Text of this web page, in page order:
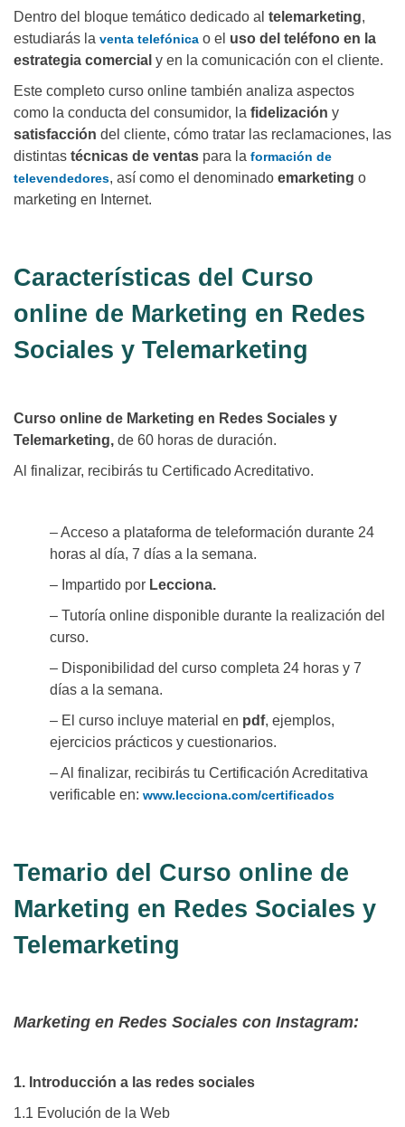
Dentro del bloque temático dedicado al telemarketing,
estudiarás la venta telefónica o el uso del teléfono en la
estrategia comercial y en la comunicación con el cliente.
Este completo curso online también analiza aspectos
como la conducta del consumidor, la fidelización y
satisfacción del cliente, cómo tratar las reclamaciones, las
distintas técnicas de ventas para la formación de
televendedores, así como el denominado emarketing o
marketing en Internet.
Características del Curso
online de Marketing en Redes
Sociales y Telemarketing
Curso online de Marketing en Redes Sociales y
Telemarketing, de 60 horas de duración.
Al finalizar, recibirás tu Certificado Acreditativo.
– Acceso a plataforma de teleformación durante 24
horas al día, 7 días a la semana.
– Impartido por Lecciona.
– Tutoría online disponible durante la realización del
curso.
– Disponibilidad del curso completa 24 horas y 7
días a la semana.
– El curso incluye material en pdf, ejemplos,
ejercicios prácticos y cuestionarios.
– Al finalizar, recibirás tu Certificación Acreditativa
verificable en: www.lecciona.com/certificados
Temario del Curso online de
Marketing en Redes Sociales y
Telemarketing
Marketing en Redes Sociales con Instagram:
1. Introducción a las redes sociales
1.1 Evolución de la Web